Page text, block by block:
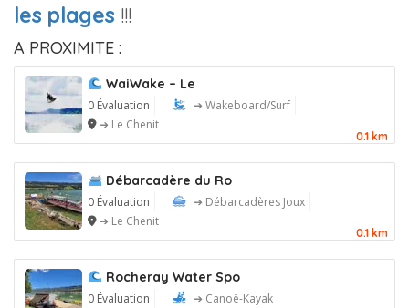
les plages !!!
A PROXIMITE :
WaiWake – Le
0 Évaluation
➔ Wakeboard/Surf
➔ Le Chenit
0.1 km
Débarcadère du Ro
0 Évaluation
➔ Débarcadères Joux
➔ Le Chenit
0.1 km
Rocheray Water Spo
0 Évaluation
➔ Canoë-Kayak